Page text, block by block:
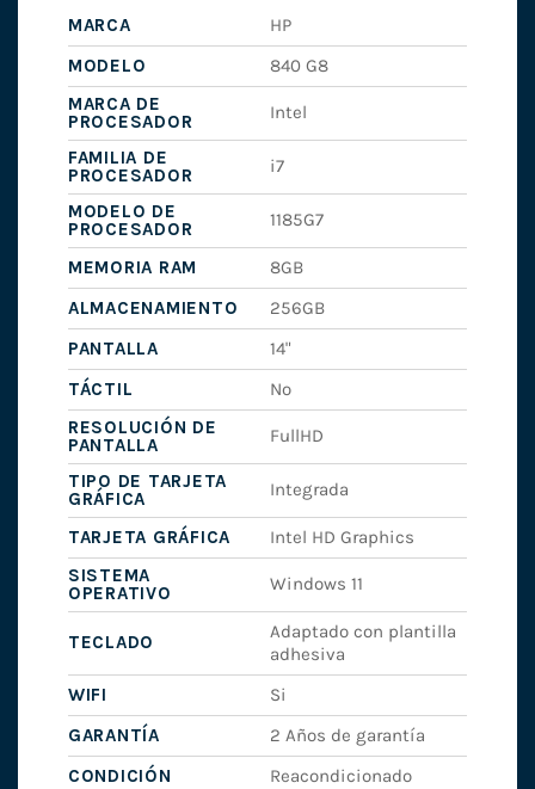
MARCA
HP
MODELO
840 G8
MARCA DE
PROCESADOR
Intel
FAMILIA DE
PROCESADOR
i7
MODELO DE
PROCESADOR
1185G7
MEMORIA RAM
8GB
ALMACENAMIENTO
256GB
PANTALLA
14"
TÁCTIL
No
RESOLUCIÓN DE
PANTALLA
FullHD
TIPO DE TARJETA
GRÁFICA
Integrada
TARJETA GRÁFICA
Intel HD Graphics
SISTEMA
OPERATIVO
Windows 11
TECLADO
Adaptado con plantilla
adhesiva
WIFI
Si
GARANTÍA
2 Años de garantía
CONDICIÓN
Reacondicionado